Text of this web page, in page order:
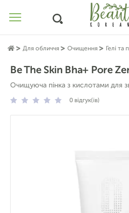
Для обличчя Очищення Гелі та
Be The Skin Bha+ Pore
Очищуюча пінка з кислотами для
0 відгук(ів)